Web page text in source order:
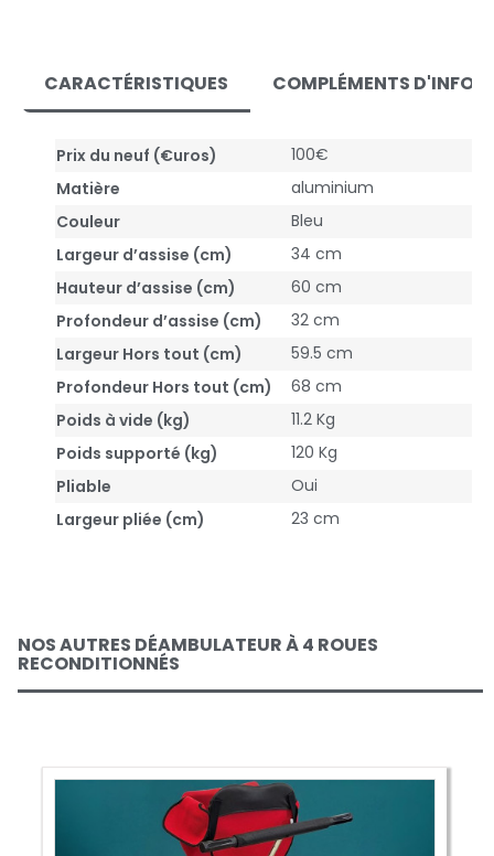
CARACTÉRISTIQUES COMPLÉMENTS
Prix du neuf (€uros)
100€
Matière
aluminium
Couleur
Bleu
Largeur d’assise (cm)
34 cm
Hauteur d’assise (cm)
60 cm
Profondeur d’assise (cm)
32 cm
Largeur Hors tout (cm)
59.5 cm
Profondeur Hors tout (cm)
68 cm
Poids à vide (kg)
11.2 Kg
Poids supporté (kg)
120 Kg
Pliable
Oui
Largeur pliée (cm)
23 cm
NOS AUTRES DÉAMBULATEUR À 4 ROUES
RECONDITIONNÉS